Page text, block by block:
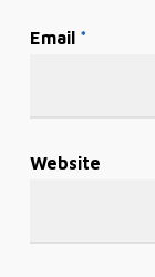
Email *
Website